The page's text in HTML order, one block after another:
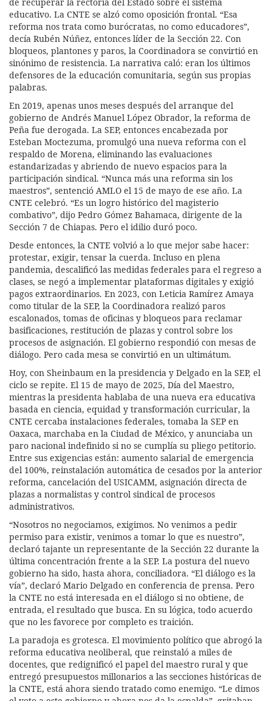
educativo. La CNTE se alzó como oposición frontal. “Esa
reforma nos trata como burócratas, no como educadores”,
decía Rubén Núñez, entonces líder de la Sección 22. Con
bloqueos, plantones y paros, la Coordinadora se convirtió en
sinónimo de resistencia. La narrativa caló: eran los últimos
defensores de la educación comunitaria, según sus propias
palabras.
En 2019, apenas unos meses después del arranque del
gobierno de Andrés Manuel López Obrador, la reforma de
Peña fue derogada. La SEP, entonces encabezada por
Esteban Moctezuma, promulgó una nueva reforma con el
respaldo de Morena, eliminando las evaluaciones
estandarizadas y abriendo de nuevo espacios para la
participación sindical. “Nunca más una reforma sin los
maestros”, sentenció AMLO el 15 de mayo de ese año. La
CNTE celebró. “Es un logro histórico del magisterio
combativo”, dijo Pedro Gómez Bahamaca, dirigente de la
Sección 7 de Chiapas. Pero el idilio duró poco.
Desde entonces, la CNTE volvió a lo que mejor sabe hacer:
protestar, exigir, tensar la cuerda. Incluso en plena
pandemia, descalificó las medidas federales para el regreso a
clases, se negó a implementar plataformas digitales y exigió
pagos extraordinarios. En 2023, con Leticia Ramírez Amaya
como titular de la SEP, la Coordinadora realizó paros
escalonados, tomas de oficinas y bloqueos para reclamar
basificaciones, restitución de plazas y control sobre los
procesos de asignación. El gobierno respondió con mesas de
diálogo. Pero cada mesa se convirtió en un ultimátum.
Hoy, con Sheinbaum en la presidencia y Delgado en la SEP, el
ciclo se repite. El 15 de mayo de 2025, Día del Maestro,
mientras la presidenta hablaba de una nueva era educativa
basada en ciencia, equidad y transformación curricular, la
CNTE cercaba instalaciones federales, tomaba la SEP en
Oaxaca, marchaba en la Ciudad de México, y anunciaba un
paro nacional indefinido si no se cumplía su pliego petitorio.
Entre sus exigencias están: aumento salarial de emergencia
del 100%, reinstalación automática de cesados por la anterior
reforma, cancelación del USICAMM, asignación directa de
plazas a normalistas y control sindical de procesos
administrativos.
“Nosotros no negociamos, exigimos. No venimos a pedir
permiso para existir, venimos a tomar lo que es nuestro”,
declaró tajante un representante de la Sección 22 durante la
última concentración frente a la SEP. La postura del nuevo
gobierno ha sido, hasta ahora, conciliadora. “El diálogo es la
vía”, declaró Mario Delgado en conferencia de prensa. Pero
la CNTE no está interesada en el diálogo si no obtiene, de
entrada, el resultado que busca. En su lógica, todo acuerdo
que no les favorece por completo es traición.
La paradoja es grotesca. El movimiento político que abrogó la
reforma educativa neoliberal, que reinstaló a miles de
docentes, que redignificó el papel del maestro rural y que
entregó presupuestos millonarios a las secciones históricas de
la CNTE, está ahora siendo tratado como enemigo. “Le dimos